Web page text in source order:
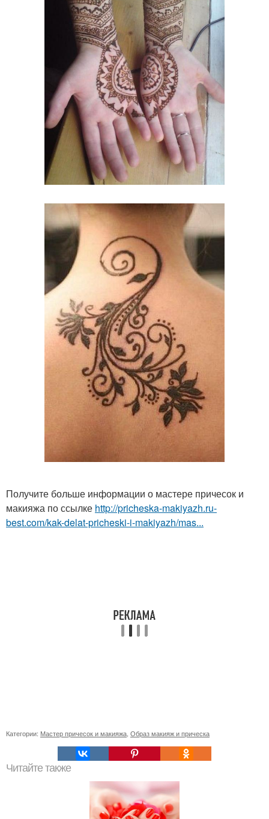
Получите больше информации о мастере причесок и
макияжа по ссылке http://pricheska-makiyazh.ru-
best.com/kak-delat-pricheski-i-makiyazh/mas...
Категории: Мастер причесок и макияжа, Образ макияж и прическа
Читайте также